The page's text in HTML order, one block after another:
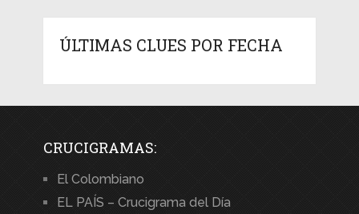
ÚLTIMAS CLUES POR FECHA
CRUCIGRAMAS:
El Colombiano
EL PAÍS – Crucigrama del Día